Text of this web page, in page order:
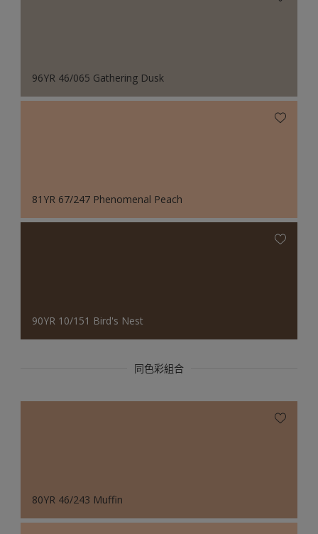
96YR 46/065 Gathering Dusk
81YR 67/247 Phenomenal Peach
90YR 10/151 Bird's Nest
同色彩組合
80YR 46/243 Muffin